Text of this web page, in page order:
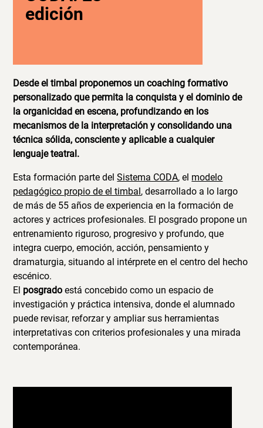
edición
Desde el timbal proponemos un coaching formativo
personalizado que permita la conquista y el dominio de
la organicidad en escena, profundizando en los
mecanismos de la interpretación y consolidando una
técnica sólida, consciente y aplicable a cualquier
lenguaje teatral.
Esta formación parte delSistema CODA, el modelo
pedagógico propio de el timbal, desarrollado a lo largo
de más de 55 años de experiencia en la formación de
actores y actrices profesionales. El posgrado propone un
entrenamiento riguroso, progresivo y profundo, que
integra cuerpo, emoción, acción, pensamiento y
dramaturgia, situando al intérprete en el centro del hecho
escénico.
El posgrado está concebido como un espacio de
investigación y práctica intensiva, donde el alumnado
puede revisar, reforzar y ampliar sus herramientas
interpretativas con criterios profesionales y una mirada
contemporánea.